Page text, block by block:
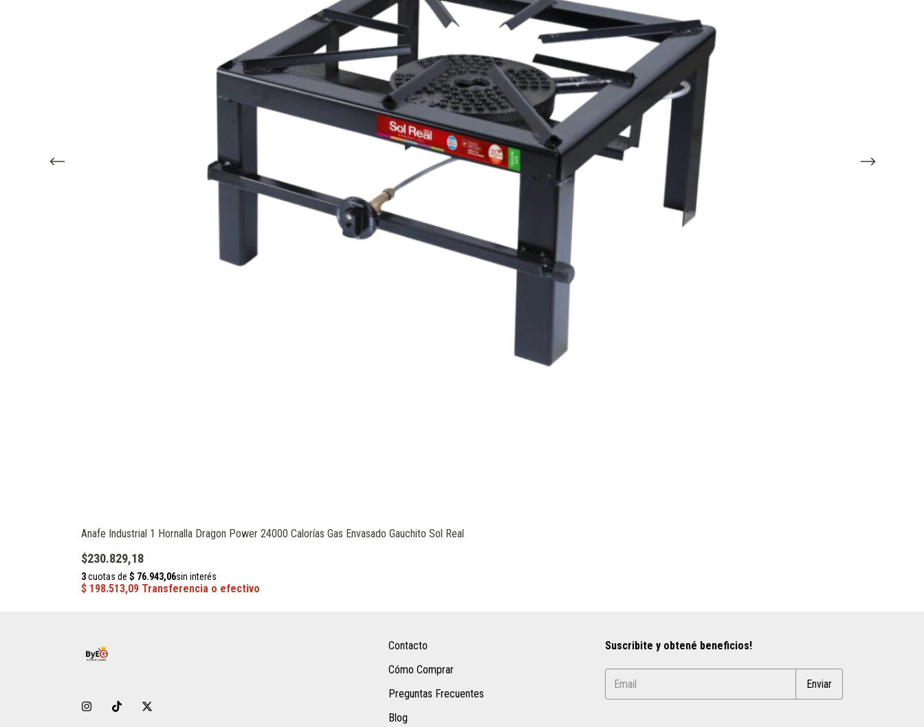
Anafe Industrial 1 Hornalla Dragon Power 24000 Calorías Gas Envasado Gauchito Sol Real
$230.829,18
Contacto
Cómo Comprar
Preguntas Frecuentes
Blog
Suscribite y obtené beneficios!